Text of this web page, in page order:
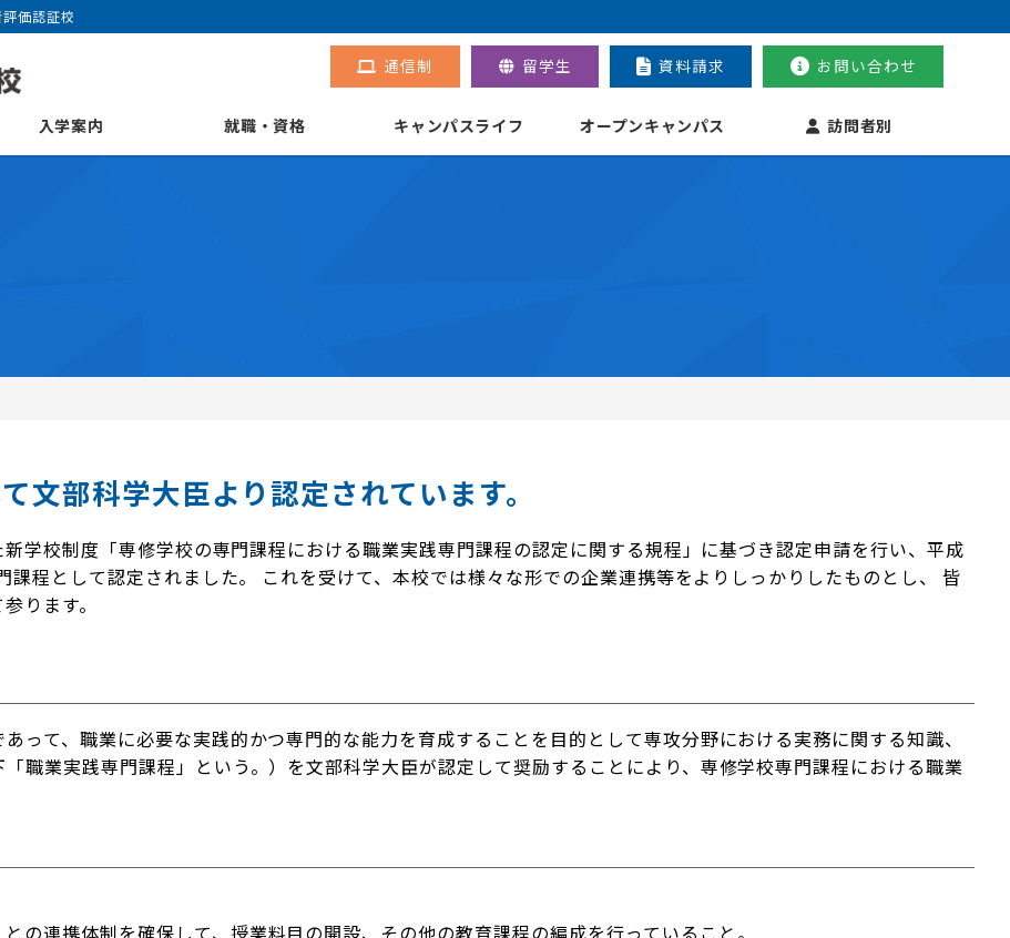
価認証校
通信制 留学生 資料請求 お問い合わせ
入学案内 就職・資格 キャンパスライフ オープンキャンパス 訪問者別
文部科学大臣より認定されています。
学校制度「専修学校の専門課程における職業実践専門課程の認定に関する規程」に基づき認定申請を行い、平成
程として認定されました。 これを受けて、本校では様々な形での企業連携等をよりしっかりしたものとし、 皆
ります。
って、職業に必要な実践的かつ専門的な能力を育成することを目的として専攻分野における実務に関する知識、
職業実践専門課程」という。）を文部科学大臣が認定して奨励することにより、専修学校専門課程における職業
の連携体制を確保して、授業料目の開設、その他の教育課程の編成を行っていること。